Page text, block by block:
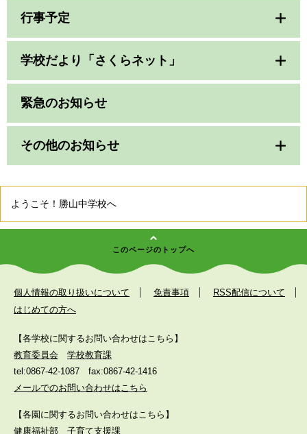
行事予定
学校だより「さくらネット」
緊急のお知らせ
その他のお知らせ
ようこそ！勝山中学校へ
このページのトップへ
個人情報の取り扱いについて 免責事項
RSS配信について
はじめての方へ
【各学校に関するお問い合わせはこちら】
教育委員会
学校教育課
tel:0867-42-1087
fax:0867-42-1416
メールでのお問い合わせはこちら
【各園に関するお問い合わせはこちら】
健康福祉部
子育て支援課